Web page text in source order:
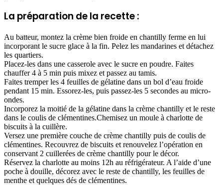
La préparation de la recette :
Au batteur, montez la crème bien froide en chantilly ferme en lui
incorporant le sucre glace à la fin. Pelez les mandarines et détachez
les quartiers.
Placez-les dans une casserole avec le sucre en poudre. Faites
chauffer 4 à 5 min puis mixez et passez au tamis.
Faites tremper les 4 feuilles de gélatine dans un bol d’eau froide
pendant 15 min. Essorez-les, puis passez-les 5 secondes au micro-
ondes.
Incorporez la moitié de la gélatine dans la crème chantilly et le reste
dans le coulis de clémentines.Chemisez un moule à charlotte de
biscuits à la cuillère.
Versez une première couche de crème chantilly puis de coulis de
clémentines. Recouvrez de biscuits et renouvelez l’opération en
conservant 2 cuillerées de crème chantilly pour le décor.
Réservez la charlotte au moins 12h au réfrigérateur. A l’aide d’une
poche à douille, décorez avec le reste de chantilly, les feuilles de
menthe et quelques dés de clémentines.